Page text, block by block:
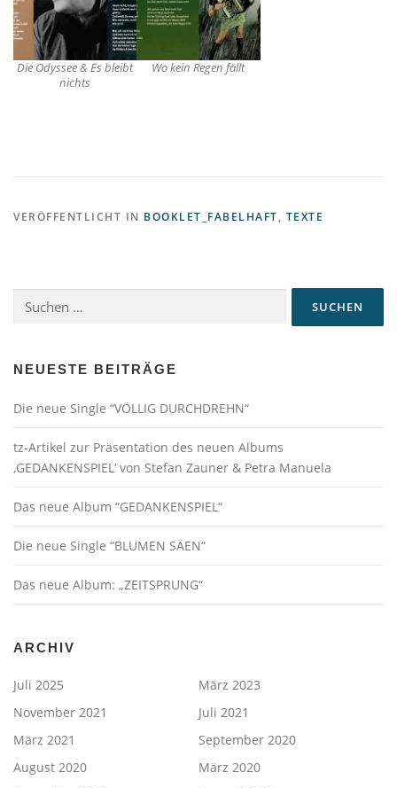
Die Odyssee & Es bleibt
nichts
Wo kein Regen fällt
VERÖFFENTLICHT IN BOOKLET_FABELHAFT, TEXTE
nach:
NEUESTE BEITRÄGE
Die neue Single “VÖLLIG DURCHDREHN“
tz-Artikel zur Präsentation des neuen Albums
‚GEDANKENSPIEL‘ von Stefan Zauner & Petra Manuela
Das neue Album “GEDANKENSPIEL“
Die neue Single “BLUMEN SÄEN“
Das neue Album: „ZEITSPRUNG“
ARCHIV
Juli 2025
März 2023
November 2021
Juli 2021
März 2021
September 2020
August 2020
März 2020